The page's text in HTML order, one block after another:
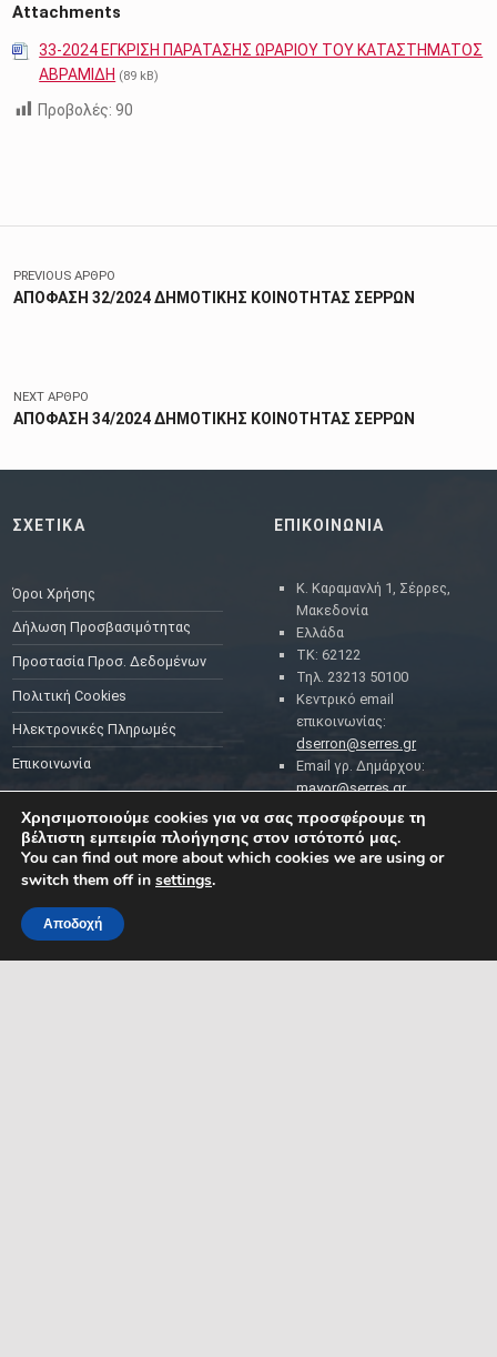
Attachments
33-2024 ΕΓΚΡΙΣΗ ΠΑΡΑΤΑΣΗΣ ΩΡΑΡΙΟΥ ΤΟΥ ΚΑΤΑΣΤΗΜΑΤΟΣ
ΑΒΡΑΜΙΔΗ (89 kB)
Προβολές: 90
Πλοήγηση άρθρων
PREVIOUS ΆΡΘΡΟ
ΑΠΟΦΑΣΗ 32/2024 ΔΗΜΟΤΙΚΗΣ ΚΟΙΝΟΤΗΤΑΣ ΣΕΡΡΩΝ
NEXT ΆΡΘΡΟ
ΑΠΟΦΑΣΗ 34/2024 ΔΗΜΟΤΙΚΗΣ ΚΟΙΝΟΤΗΤΑΣ ΣΕΡΡΩΝ
ΣΧΕΤΙΚΑ
Όροι Χρήσης
Δήλωση Προσβασιμότητας
Προστασία Προσ. Δεδομένων
Πολιτική Cookies
Ηλεκτρονικές Πληρωμές
Επικοινωνία
ΕΠΙΚΟΙΝΩΝΙΑ
Κ. Καραμανλή 1, Σέρρες,
Μακεδονία
Ελλάδα
ΤΚ: 62122
Τηλ. 23213 50100
Κεντρικό email
επικοινωνίας:
dserron@serres.gr
Email γρ. Δημάρχου:
mayor@serres.gr
Email DPO (Υπευθύνου
Προστασίας Δεδομένων):
dpo@serres.gr
ΡΟΗ ΕΙΔΗΣΕΩΝ
ΔΗΜΟΤΗ ΚΑΙ ΤΗΣ
Χρησιμοποιούμε cookies για να σας προσφέρουμε τη
βέλτιστη εμπειρία πλοήγησης στον ιστότοπό μας.
You can find out more about which cookies we are using or
switch them off in settings.
Αποδοχή